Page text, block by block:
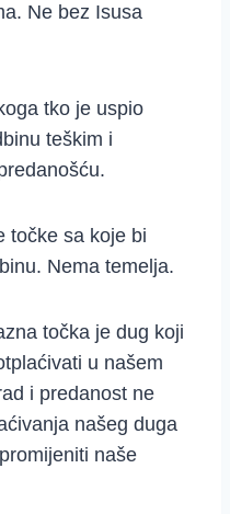
Ne bez Isusa
tko je uspio
teškim i
točke sa koje bi
Nema temelja.
točka je dug koji
u našem
i predanost ne
našeg duga
naše